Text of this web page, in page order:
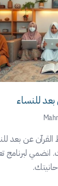
للنساء
عن بعد
لبرنامج